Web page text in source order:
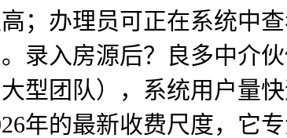
；办理员可正在系统中
录入房源后？良多中介
型团队），系统用户量
年的最新收费尺度，它